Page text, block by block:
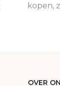
kopen,
OVER